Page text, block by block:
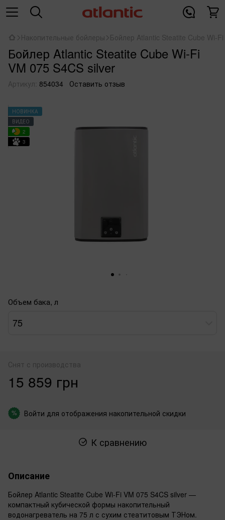
Накопительные бойлеры Бойлер Atlantic Steatite Cube Wi-
Бойлер Atlantic Steatite Cube Wi-Fi
VM 075 S4CS silver
Артикул: 854034 Оставить отзыв
НОВИНКА
ВИДЕО
2
3
Объем бака, л
75
Снят с производства
15 859 грн
% Войти для отображения накопительной скидки
К сравнению
Описание
Бойлер Atlantic Steatite Cube Wi-Fi VM 075 S4CS silver —
компактный кубической формы накопительный
водонагреватель на 75 л с сухим стеатитовым ТЭНом.